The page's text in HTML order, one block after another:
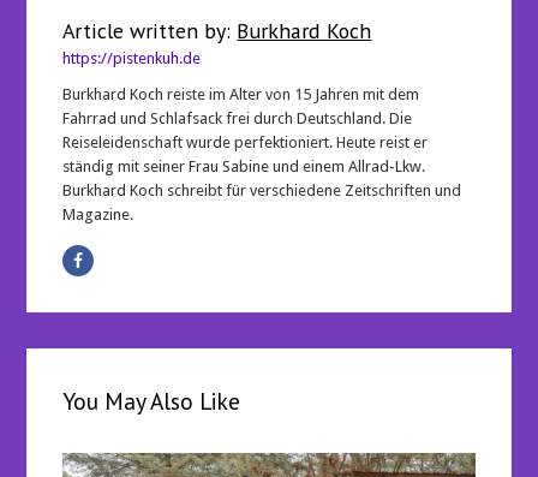
Article written by: Burkhard Koch
https://pistenkuh.de
Burkhard Koch reiste im Alter von 15 Jahren mit dem
Fahrrad und Schlafsack frei durch Deutschland. Die
Reiseleidenschaft wurde perfektioniert. Heute reist er
ständig mit seiner Frau Sabine und einem Allrad-Lkw.
Burkhard Koch schreibt für verschiedene Zeitschriften und
Magazine.
You May Also Like